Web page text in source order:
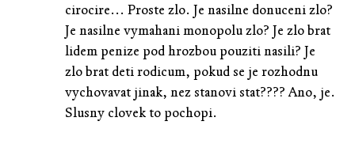
cirocire... Proste zlo. Je nasilne donuceni zlo?
Je nasilne vymahani monopolu zlo? Je zlo brat
lidem penize pod hrozbou pouziti nasili? Je
zlo brat deti rodicum, pokud se je rozhodnu
vychovavat jinak, nez stanovi stat???? Ano, je.
Slusny clovek to pochopi.